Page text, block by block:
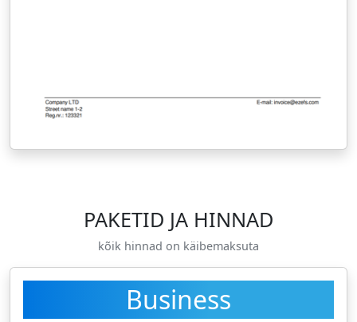
PAKETID JA HINNAD
kõik hinnad on käibemaksuta
Business